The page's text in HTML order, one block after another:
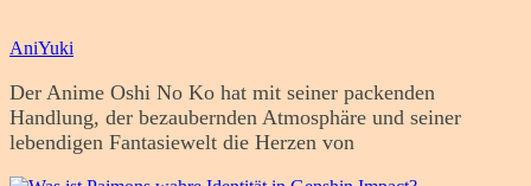
AniYuki
Der Anime Oshi No Ko hat mit seiner packenden
Handlung, der bezaubernden Atmosphäre und seiner
lebendigen Fantasiewelt die Herzen von